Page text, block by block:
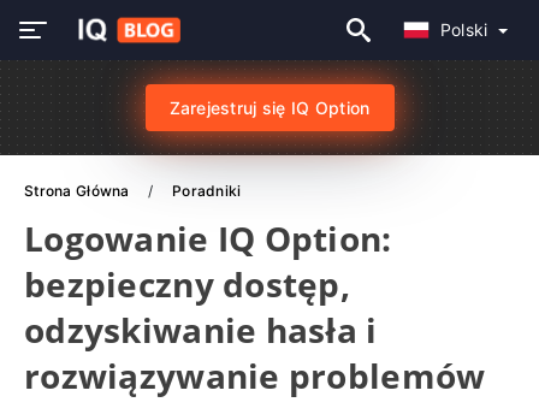
Polski
Zarejestruj się IQ Option
Strona Główna Poradniki
Logowanie IQ Option:
bezpieczny dostęp,
odzyskiwanie hasła i
rozwiązywanie problemów